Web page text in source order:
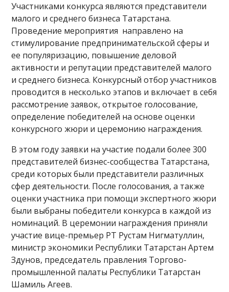
Участниками конкурса являются представители
малого и среднего бизнеса Татарстана.
Проведение мероприятия направлено на
стимулирование предпринимательской сферы и
ее популяризацию, повышение деловой
активности и репутации представителей малого
и среднего бизнеса. Конкурсный отбор участников
проводится в несколько этапов и включает в себя
рассмотрение заявок, открытое голосование,
определение победителей на основе оценки
конкурсного жюри и церемонию награждения.
В этом году заявки на участие подали более 300
представителей бизнес-сообщества Татарстана,
среди которых были представители различных
сфер деятельности. После голосования, а также
оценки участника при помощи экспертного жюри
были выбраны победители конкурса в каждой из
номинаций. В церемонии награждения приняли
участие вице-премьер РТ Рустам Нигматуллин,
министр экономики Республики Татарстан Артем
Здунов, председатель правления Торгово-
промышленной палаты Республики Татарстан
Шамиль Агеев.